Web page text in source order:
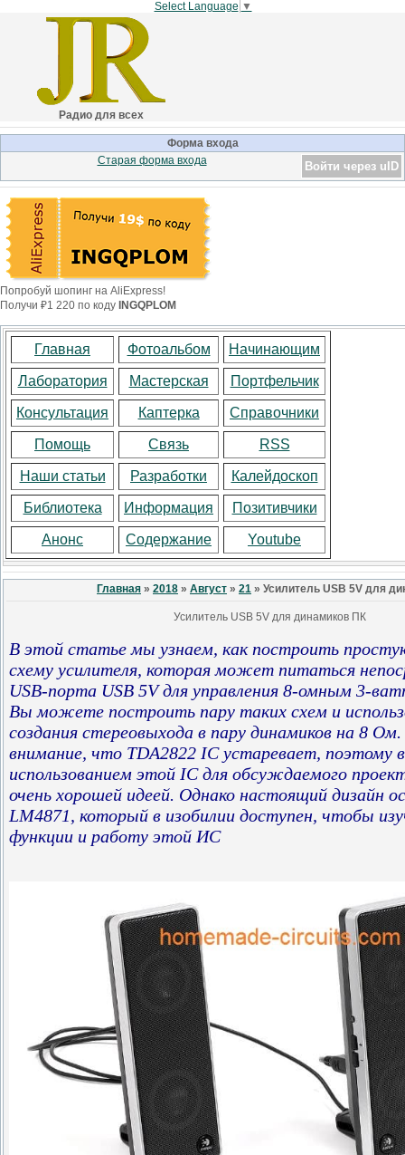
Select Language ▼
Радио для всех
Форма входа
Войти через uID
Старая форма входа
Попробуй шопинг на AliExpress!
Получи ₽1 220 по коду INGQPLOM
Главная Фотоальбом Начинающим
Лаборатория Мастерская Портфельчик
Консультация Каптерка Справочники
Помощь Связь RSS
Наши статьи Разработки Калейдоскоп
Библиотека Информация Позитивчики
Анонс Содержание Youtube
Главная » 2018 » Август » 21 » Усилитель USB 5V для
Усилитель USB 5V для динамиков ПК
В этой статье мы узнаем, как построить
схему усилителя, которая может питаться
USB-порта USB 5V для управления 8-омным 3-
Вы можете построить пару таких схем и
создания стереовыхода в пару динамиков на 8
внимание, что TDA2822 IC устаревает, поэтому
использованием этой IC для обсуждаемого
очень хорошей идеей. Однако настоящий дизайн
LM4871, который в изобилии доступен, чтобы
функции и работу этой ИС